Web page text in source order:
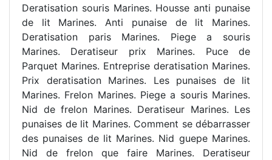
Deratisation souris Marines. Housse anti punaise
de lit Marines. Anti punaise de lit Marines.
Deratisation paris Marines. Piege a souris
Marines. Deratiseur prix Marines. Puce de
Parquet Marines. Entreprise deratisation Marines.
Prix deratisation Marines. Les punaises de lit
Marines. Frelon Marines. Piege a souris Marines.
Nid de frelon Marines. Deratiseur Marines. Les
punaises de lit Marines. Comment se débarrasser
des punaises de lit Marines. Nid guepe Marines.
Nid de frelon que faire Marines. Deratiseur